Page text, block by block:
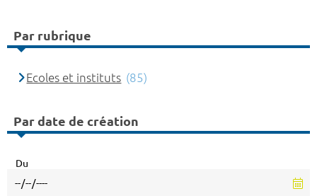
Par rubrique
Ecoles et instituts (85)
Par date de création
Du